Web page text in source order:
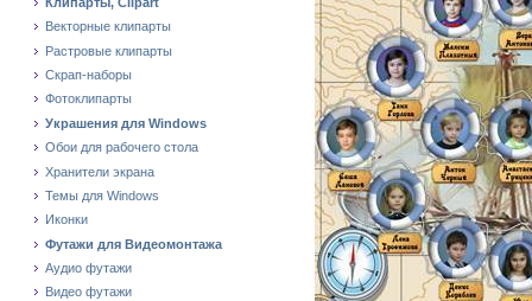
Векторные клипарты
Растровые клипарты
Скрап-наборы
Фотоклипарты
Украшения для Windows
Обои для рабочего стола
Хранители экрана
Темы для Windows
Иконки
Футажи для Видеомонтажа
Аудио футажи
Видео футажи